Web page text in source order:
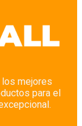
los mejores
para el